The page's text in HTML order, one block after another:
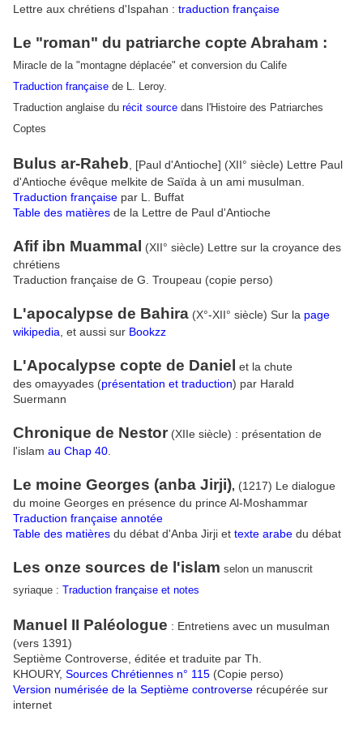
Lettre aux chrétiens d'Ispahan : traduction française
Le "roman" du patriarche copte Abraham :
Miracle de la "montagne déplacée" et conversion du Calife
Traduction française de L. Leroy.
Traduction anglaise du récit source dans l'Histoire des Patriarches
Coptes
Bulus ar-Raheb , [Paul d'Antioche] (XII° siècle) Lettre Paul
d'Antioche évêque melkite de Saïda à un ami musulman.
Traduction française par L. Buffat
Table des matières de la Lettre de Paul d'Antioche
Afif ibn Muammal
(XII° siècle) Lettre sur la croyance des
chrétiens
Traduction française de G. Troupeau (copie perso)
L'apocalypse de Bahira (X°-XII° siècle) Sur la page
wikipedia , et aussi sur Bookzz
L'Apocalypse copte de Daniel
et la chute
des omayyades (présentation et traduction) par Harald
Suermann
Chronique de Nestor (XIIe siècle) : présentation de
l'islam au Chap 40
Le moine Georges (anba Jirji), (1217) Le dialogue
du moine Georges en présence du prince Al-Moshammar
Traduction française annotée
Table des matières du débat d'Anba Jirji et texte arabe du débat
Les onze sources de l'islam selon un manuscrit
syriaque : Traduction française et notes
Manuel II Paléologue : Entretiens avec un musulman
(vers 1391)
Septième Controverse, éditée et traduite par Th.
KHOURY, Sources Chrétiennes n° 115 (Copie perso)
Version numérisée de la Septième controverse récupérée sur
internet